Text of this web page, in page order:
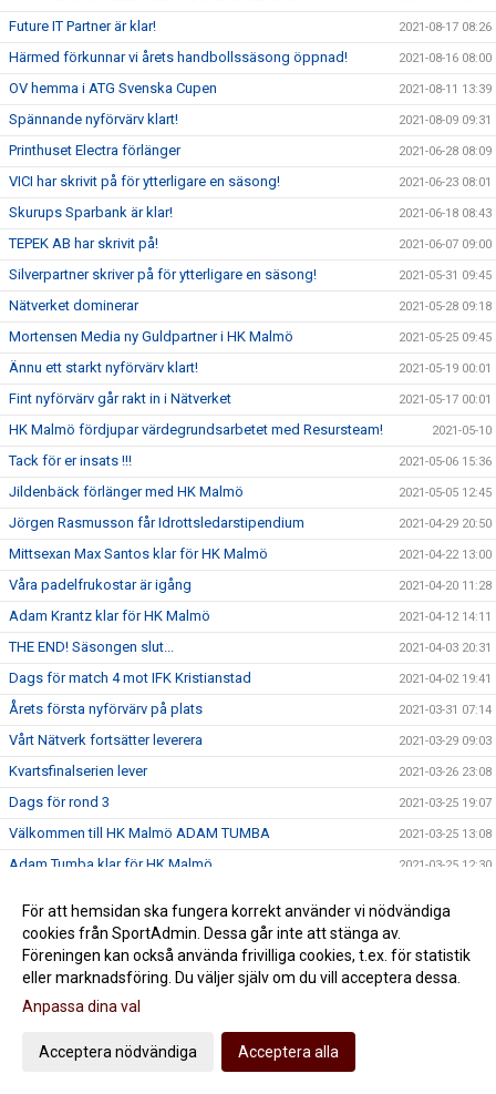
Future IT Partner är klar! 2021-08-17 08:26
Härmed förkunnar vi årets handbollssäsong öppnad! 2021-08-16 08:00
OV hemma i ATG Svenska Cupen 2021-08-11 13:39
Spännande nyförvärv klart! 2021-08-09 09:31
Printhuset Electra förlänger 2021-06-28 08:09
VICI har skrivit på för ytterligare en säsong! 2021-06-23 08:01
Skurups Sparbank är klar! 2021-06-18 08:43
TEPEK AB har skrivit på! 2021-06-07 09:00
Silverpartner skriver på för ytterligare en säsong! 2021-05-31 09:45
Nätverket dominerar 2021-05-28 09:18
Mortensen Media ny Guldpartner i HK Malmö 2021-05-25 09:45
Ännu ett starkt nyförvärv klart! 2021-05-19 00:01
Fint nyförvärv går rakt in i Nätverket 2021-05-17 00:01
HK Malmö fördjupar värdegrundsarbetet med Resursteam! 2021-05-10
Tack för er insats !!! 2021-05-06 15:36
Jildenbäck förlänger med HK Malmö 2021-05-05 12:45
Jörgen Rasmusson får Idrottsledarstipendium 2021-04-29 20:50
Mittsexan Max Santos klar för HK Malmö 2021-04-22 13:00
Våra padelfrukostar är igång 2021-04-20 11:28
Adam Krantz klar för HK Malmö 2021-04-12 14:11
THE END! Säsongen slut... 2021-04-03 20:31
Dags för match 4 mot IFK Kristianstad 2021-04-02 19:41
Årets första nyförvärv på plats 2021-03-31 07:14
Vårt Nätverk fortsätter leverera 2021-03-29 09:03
Kvartsfinalserien lever 2021-03-26 23:08
Dags för rond 3 2021-03-25 19:07
Välkommen till HK Malmö ADAM TUMBA 2021-03-25 13:08
Adam Tumba klar för HK Malmö 2021-03-25 12:30
Dags för kvartsfinal 2
SLUTSPELET KAN BÖRJA 2021-03-16 19:26
HK Malmö satsar på utökad fysträning
Berentsen lämnar HK Malmö
IFK Kristianstad i kvarten för HK Malmö
För att hemsidan ska fungera korrekt använder vi nödvändiga
cookies från SportAdmin. Dessa går inte att stänga av.
Föreningen kan också använda frivilliga cookies, t.ex. för statistik
eller marknadsföring. Du väljer själv om du vill acceptera dessa.
Anpassa dina val
Acceptera nödvändiga Acceptera alla